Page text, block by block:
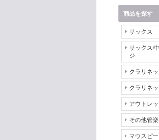
商品を探す
サックス
サックス/
ジ
クラリネッ
クラリネ
アウトレ
その他管
マウスピ